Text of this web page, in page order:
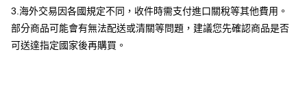
2.付款方式選擇「大哥付你分期」，訂單成立後會自動跳轉到大哥付的交易
流程，驗證手機門號後，選擇欲分期的期數、繳款截止日，確認付款後即完
成交易。
3.實際核准額度、可分期數及費用金額請依後續交易確認頁面所載為準。
運送方式
全家取貨付款
3.海外交易因各國規定不同，收件時需支付進口關稅等其他費用。
部分商品可能會有無法配送或清關等問題，建議您先確認商品是否
可送達指定國家後再購買。